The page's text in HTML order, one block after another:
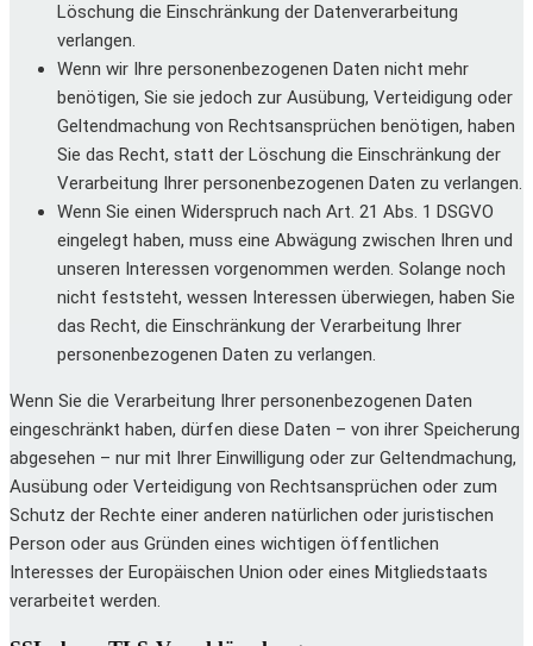
Löschung die Einschränkung der Datenverarbeitung
verlangen.
Wenn wir Ihre personenbezogenen Daten nicht mehr
benötigen, Sie sie jedoch zur Ausübung, Verteidigung oder
Geltendmachung von Rechtsansprüchen benötigen, haben
Sie das Recht, statt der Löschung die Einschränkung der
Verarbeitung Ihrer personenbezogenen Daten zu verlangen.
Wenn Sie einen Widerspruch nach Art. 21 Abs. 1 DSGVO
eingelegt haben, muss eine Abwägung zwischen Ihren und
unseren Interessen vorgenommen werden. Solange noch
nicht feststeht, wessen Interessen überwiegen, haben Sie
das Recht, die Einschränkung der Verarbeitung Ihrer
personenbezogenen Daten zu verlangen.
Wenn Sie die Verarbeitung Ihrer personenbezogenen Daten
eingeschränkt haben, dürfen diese Daten – von ihrer Speicherung
abgesehen – nur mit Ihrer Einwilligung oder zur Geltendmachung,
Ausübung oder Verteidigung von Rechtsansprüchen oder zum
Schutz der Rechte einer anderen natürlichen oder juristischen
Person oder aus Gründen eines wichtigen öffentlichen
Interesses der Europäischen Union oder eines Mitgliedstaats
verarbeitet werden.